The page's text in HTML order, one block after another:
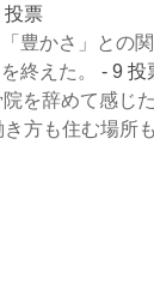
投票
豊かさ」との関
終えた。
- 9 投
を辞めて感じ
方も住む場所